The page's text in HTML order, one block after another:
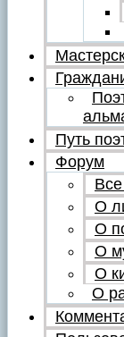
Путь
Форум
О
О
О
О
О